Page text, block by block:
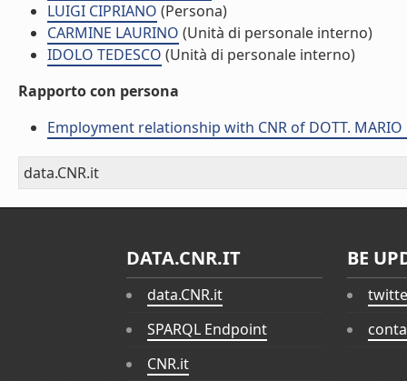
LUIGI CIPRIANO (Persona)
CARMINE LAURINO (Unità di personale interno)
IDOLO TEDESCO (Unità di personale interno)
Rapporto con persona
Employment relationship with CNR of DOTT. MARIO
data.CNR.it
DATA.CNR.IT
data.CNR.it
SPARQL Endpoint
CNR.it
BE